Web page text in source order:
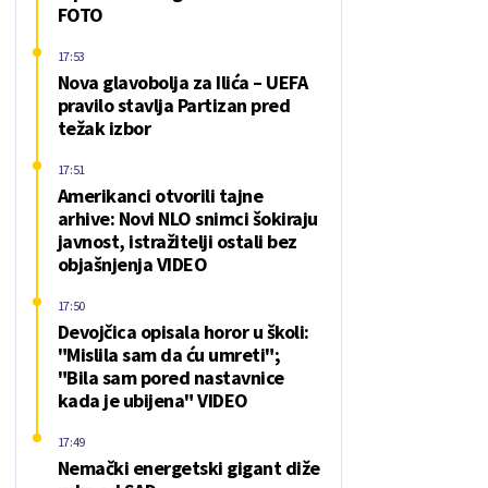
FOTO
Nova glavobolja za Ilića – UEFA
pravilo stavlja Partizan pred
težak izbor
17:53
Amerikanci otvorili tajne
arhive: Novi NLO snimci šokiraju
javnost, istražitelji ostali bez
objašnjenja VIDEO
17:51
Devojčica opisala horor u školi:
"Mislila sam da ću umreti";
"Bila sam pored nastavnice
kada je ubijena" VIDEO
17:50
Nemački energetski gigant diže
17:49